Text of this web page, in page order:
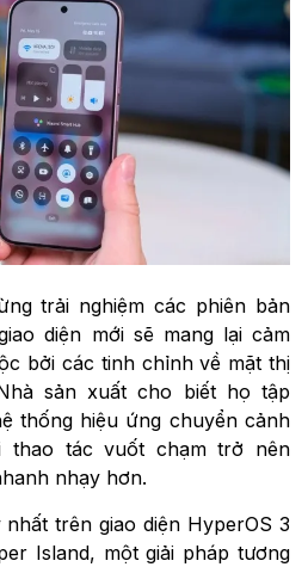
trải nghiệm các phiên bản
diện mới sẽ mang lại cảm
bởi các tinh chỉnh về mặt thị
sản xuất cho biết họ tập
thống hiệu ứng chuyển cảnh
thao tác vuốt chạm trở nên
nhạy hơn.
trên giao diện HyperOS 3
Island, một giải pháp tương